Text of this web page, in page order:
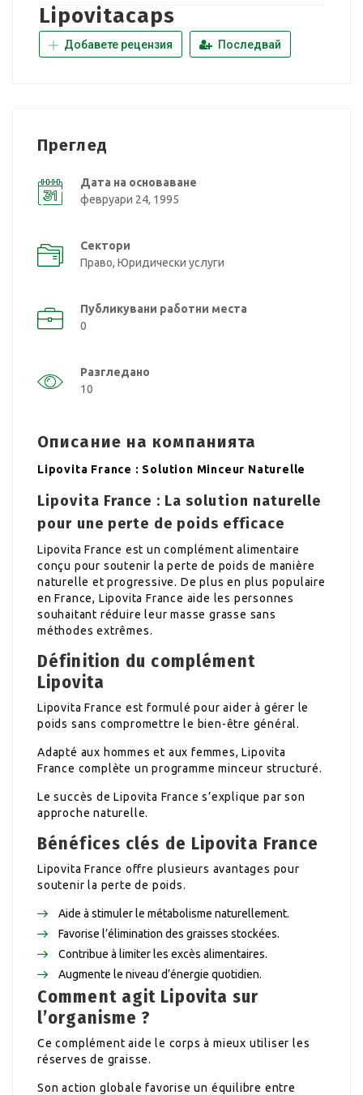
Lipovitacaps
Добавете рецензия Последвай
Преглед
Дата на основаване
февруари 24, 1995
Сектори
Право, Юридически услуги
Публикувани работни места
0
Разгледано
10
Описание на компанията
Lipovita France : Solution Minceur Naturelle
Lipovita France : La solution naturelle
pour une perte de poids efficace
Lipovita France est un complément alimentaire
conçu pour soutenir la perte de poids de manière
naturelle et progressive. De plus en plus populaire
en France, Lipovita France aide les personnes
souhaitant réduire leur masse grasse sans
méthodes extrêmes.
Définition du complément
Lipovita
Lipovita France est formulé pour aider à gérer le
poids sans compromettre le bien-être général.
Adapté aux hommes et aux femmes, Lipovita
France complète un programme minceur structuré.
Le succès de Lipovita France s’explique par son
approche naturelle.
Bénéfices clés de Lipovita France
Lipovita France offre plusieurs avantages pour
soutenir la perte de poids.
Aide à stimuler le métabolisme naturellement.
Favorise l’élimination des graisses stockées.
Contribue à limiter les excès alimentaires.
Augmente le niveau d’énergie quotidien.
Comment agit Lipovita sur
l’organisme ?
Ce complément aide le corps à mieux utiliser les
réserves de graisse.
Son action globale favorise un équilibre entre